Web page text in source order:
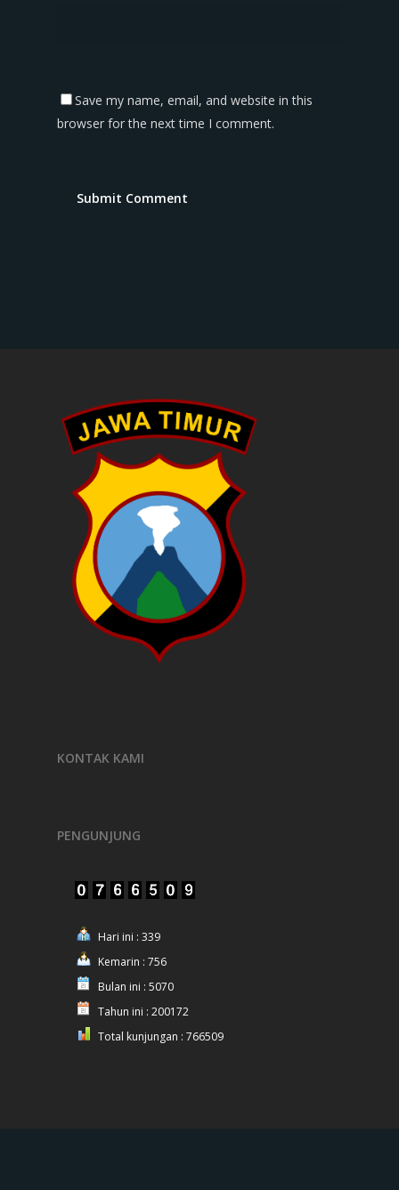
Save my name, email, and website in this
browser for the next time I comment.
KONTAK KAMI
PENGUNJUNG
Hari ini : 339
Kemarin : 756
Bulan ini : 5070
Tahun ini : 200172
Total kunjungan : 766509